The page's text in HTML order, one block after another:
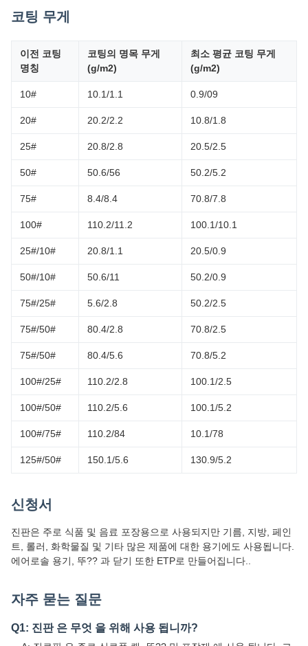
코팅 무게
이전 코팅
명칭
코팅의 명목 무게
(g/m2)
최소 평균 코팅 무게
(g/m2)
10# 10.1/1.1 0.9/09
20# 20.2/2.2 10.8/1.8
25# 20.8/2.8 20.5/2.5
50# 50.6/56 50.2/5.2
75# 8.4/8.4 70.8/7.8
100# 110.2/11.2 100.1/10.1
25#/10# 20.8/1.1 20.5/0.9
50#/10# 50.6/11 50.2/0.9
75#/25# 5.6/2.8 50.2/2.5
75#/50# 80.4/2.8 70.8/2.5
75#/50# 80.4/5.6 70.8/5.2
100#/25# 110.2/2.8 100.1/2.5
100#/50# 110.2/5.6 100.1/5.2
100#/75# 110.2/84 10.1/78
125#/50# 150.1/5.6 130.9/5.2
신청서
진판은 주로 식품 및 음료 포장용으로 사용되지만 기름, 지방, 페인
트, 롤러, 화학물질 및 기타 많은 제품에 대한 용기에도 사용됩니다.
에어로솔 용기, 뚜?? 과 닫기 또한 ETP로 만들어집니다..
자주 묻는 질문
Q1: 진판 은 무엇 을 위해 사용 됩니까?